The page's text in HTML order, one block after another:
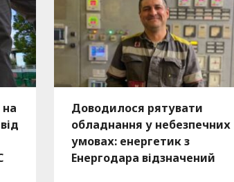
Доводилося рятувати
обладнання у небезпечних
умовах: енергетик з
Енергодара відзначений